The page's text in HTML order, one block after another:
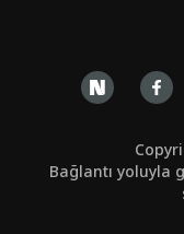
Bağlantı yoluyla